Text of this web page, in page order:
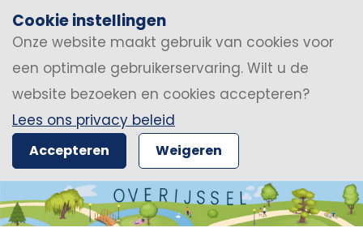
Cookie instellingen
Onze website maakt gebruik van cookies voor
een optimale gebruikerservaring. Wilt u de
website bezoeken en cookies accepteren?
Lees ons privacy beleid
Accepteren Weigeren